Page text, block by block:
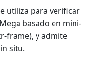
utiliza para verificar
basado en mini-
frame), y admite
situ.